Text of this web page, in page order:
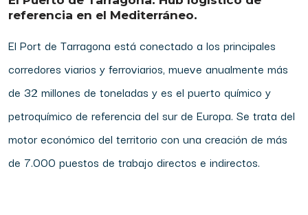
referencia en el Mediterráneo.
El Port de Tarragona está conectado a los principales
corredores viarios y ferroviarios, mueve anualmente más
de 32 millones de toneladas y es el puerto químico y
petroquímico de referencia del sur de Europa. Se trata del
motor económico del territorio con una creación de más
de 7.000 puestos de trabajo directos e indirectos.